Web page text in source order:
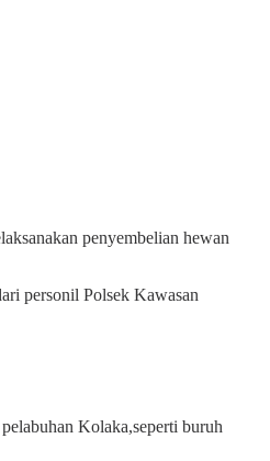
penyembelian hewan
personil Polsek Kawasan
Kolaka,seperti buruh